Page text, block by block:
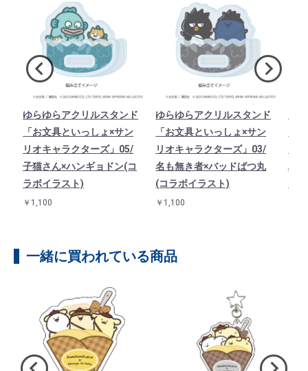
ゆらゆらアクリルスタンド
「お文具といっしょ×サン
リオキャラクターズ」05/
子猫さん×ハンギョドン(コ
ラボイラスト)
￥1,100
ゆらゆらアクリルスタンド
「お文具といっしょ×サン
リオキャラクターズ」03/
名も無き者×バッドばつ丸
(コラボイラスト)
￥1,100
ハ
一緒に買われている商品